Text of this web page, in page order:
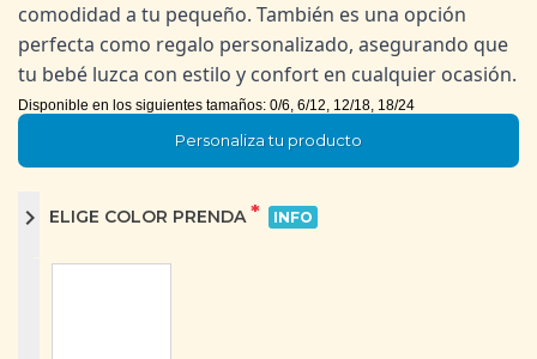
comodidad a tu pequeño. También es una opción
perfecta como regalo personalizado, asegurando que
tu bebé luzca con estilo y confort en cualquier ocasión.
Disponible en los siguientes tamaños: 0/6, 6/12, 12/18, 18/24
Personaliza tu producto
chevron_right ELIGE COLOR PRENDA* INFO